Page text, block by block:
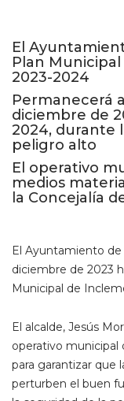
El
Plan
2023-2024
Permanecerá
diciembre de
2024, durante
peligro alto
El operativo
medios
la Concejalía
El Ayuntamiento de
diciembre de 2023
Municipal de
El alcalde, Jesús
operativo municipal
para garantizar que
perturben el buen